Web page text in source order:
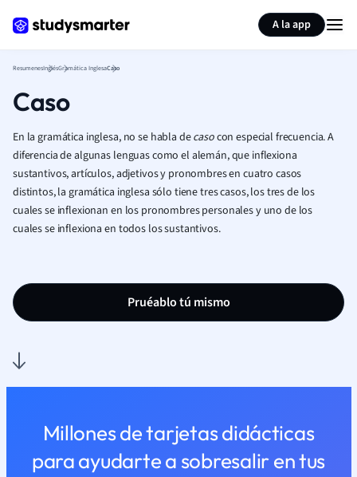
A la app
ResumenesInglésGramática InglesaCaso
Caso
En la gramática inglesa, no se habla decasocon especial frecuencia. A
diferencia de algunas lenguas como el alemán, que inflexiona
sustantivos, artículos, adjetivos y pronombres en cuatro casos
distintos, la gramática inglesa sólo tiene tres casos, los tres de los
cuales se inflexionan en los pronombres personales y uno de los
cuales se inflexiona en todos los sustantivos.
Pruéablo tú mismo
Millones de tarjetas didácticas
para ayudarte a sobresalir en tus
Resumir página